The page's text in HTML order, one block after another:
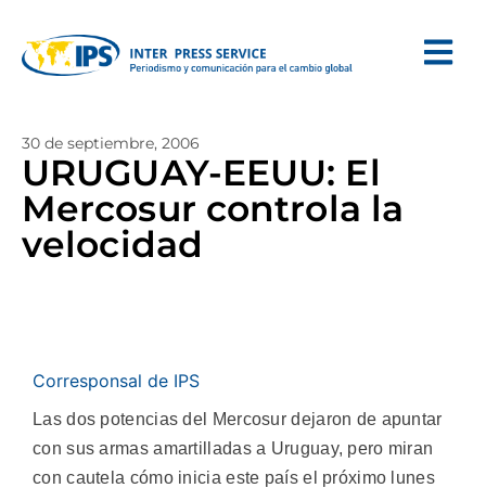
30 de septiembre, 2006
URUGUAY-EEUU: El
Mercosur controla la
velocidad
Corresponsal de IPS
Las dos potencias del Mercosur dejaron de apuntar
con sus armas amartilladas a Uruguay, pero miran
con cautela cómo inicia este país el próximo lunes